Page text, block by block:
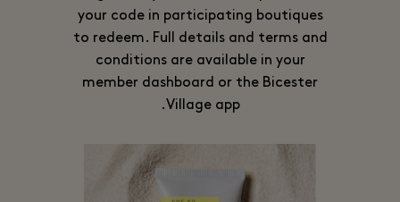
your code in participating boutiques
to redeem. Full details and terms and
conditions are available in your
member dashboard or the Bicester
Village app.